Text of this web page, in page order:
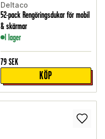
Deltaco
52-pack Rengöringsdukar för mobil
& skärmar
I lager
79 SEK
KÖP